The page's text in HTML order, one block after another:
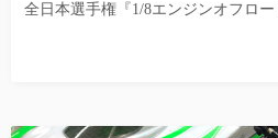
全日本選手権『1/8エンジンオフロ